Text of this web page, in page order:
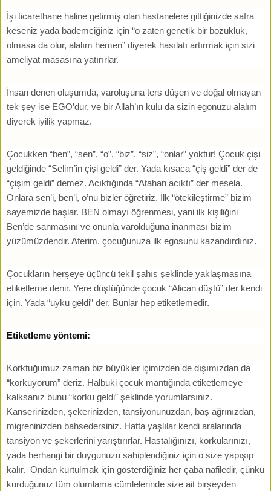
İşi ticarethane haline getirmiş olan hastanelere gittiğinizde safra
keseniz yada bademciğiniz için “o zaten genetik bir bozukluk,
olmasa da olur, alalım hemen” diyerek hasılatı artırmak için sizi
ameliyat masasına yatırırlar.
İnsan denen oluşumda, varoluşuna ters düşen ve doğal olmayan
tek şey ise EGO’dur, ve bir Allah’ın kulu da sizin egonuzu alalım
diyerek iyilik yapmaz.
Çocukken “ben”, “sen”, “o”, “biz”, “siz”, “onlar” yoktur! Çocuk çişi
geldiğinde “Selim’in çişi geldi” der. Yada kısaca “çiş geldi” der de
“çişim geldi” demez. Acıktığında “Atahan acıktı” der mesela.
Onlara sen’i, ben’i, o’nu bizler öğretiriz. İlk “ötekileştirme” bizim
sayemizde başlar. BEN olmayı öğrenmesi, yani ilk kişiliğini
Ben’de sanmasını ve onunla varolduğuna inanması bizim
yüzümüzdendir. Aferim, çocuğunuza ilk egosunu kazandırdınız.
Çocukların herşeye üçüncü tekil şahıs şeklinde yaklaşmasına
etiketleme denir. Yere düştüğünde çocuk “Alican düştü” der kendi
için. Yada “uyku geldi” der. Bunlar hep etiketlemedir.
Etiketleme yöntemi:
Korktuğumuz zaman biz büyükler içimizden de dışımızdan da
“korkuyorum” deriz. Halbuki çocuk mantığında etiketlemeye
kalksanız bunu “korku geldi” şeklinde yorumlarsınız.
Kanserinizden, şekerinizden, tansiyonunuzdan, baş ağrınızdan,
migreninizden bahsedersiniz. Hatta yaşlılar kendi aralarında
tansiyon ve şekerlerini yarıştırırlar. Hastalığınızı, korkularınızı,
yada herhangi bir duygunuzu sahiplendiğiniz için o size yapışıp
kalır. Ondan kurtulmak için gösterdiğiniz her çaba nafiledir, çünkü
kurduğunuz tüm olumlama cümlelerinde size ait birşeyden